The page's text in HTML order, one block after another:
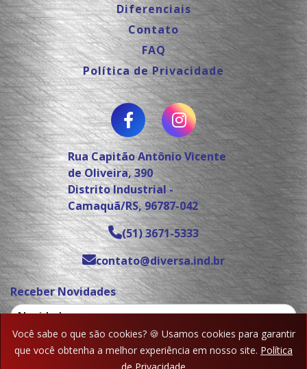
Você sabe o que são cookies? 🍪 Usamos cookies para garantir
que você obtenha a melhor experiência em nosso site. Política
Diferenciais
Contato
FAQ
Política de Privacidade
Rua Capitão Antônio Vicente
de Oliveira, 390
Distrito Industrial -
Camaquã/RS, 96787-042
(51) 3671-5333
contato@diversa.ind.br
Receber Novidades